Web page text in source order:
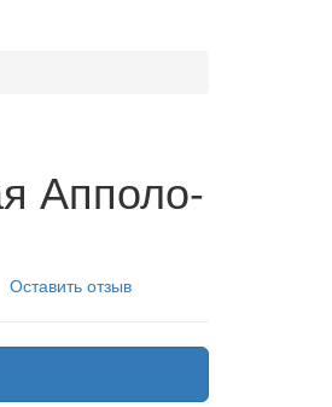
Апполо-
Оставить отзыв